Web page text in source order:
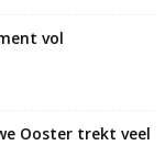
vol
Ooster trekt veel